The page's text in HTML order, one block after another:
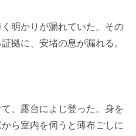
明かりが漏れていた。その
拠に、安堵の息が漏れる。
、露台によじ登った。身を
ら室内を伺うと薄布ごしに